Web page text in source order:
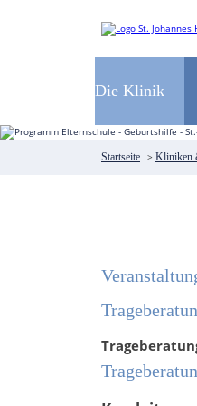
Die Klinik
Startseite > Kliniken